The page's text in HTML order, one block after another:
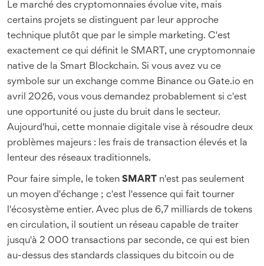
Le marché des cryptomonnaies évolue vite, mais
certains projets se distinguent par leur approche
technique plutôt que par le simple marketing. C'est
exactement ce qui définit le SMART , une cryptomonnaie
native de la Smart Blockchain. Si vous avez vu ce
symbole sur un exchange comme Binance ou Gate.io en
avril 2026, vous vous demandez probablement si c'est
une opportunité ou juste du bruit dans le secteur.
Aujourd'hui, cette monnaie digitale vise à résoudre deux
problèmes majeurs : les frais de transaction élevés et la
lenteur des réseaux traditionnels.
Pour faire simple, le token SMART n'est pas seulement
un moyen d'échange ; c'est l'essence qui fait tourner
l'écosystème entier. Avec plus de 6,7 milliards de tokens
en circulation, il soutient un réseau capable de traiter
jusqu'à 2 000 transactions par seconde, ce qui est bien
au-dessus des standards classiques du bitcoin ou de